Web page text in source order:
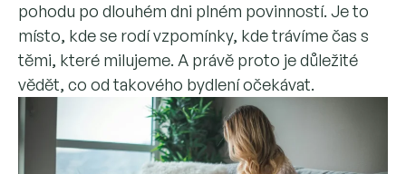
pohodu po dlouhém dni plném povinností. Je to
místo, kde se rodí vzpomínky, kde trávíme čas s
těmi, které milujeme. A právě proto je důležité
vědět, co od takového bydlení očekávat.